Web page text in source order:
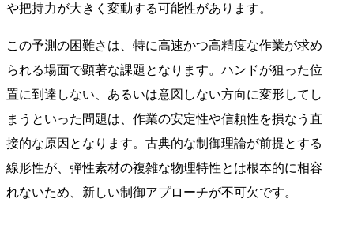
や把持力が大きく変動する可能性があります。
この予測の困難さは、特に高速かつ高精度な作業が求め
られる場面で顕著な課題となります。ハンドが狙った位
置に到達しない、あるいは意図しない方向に変形してし
まうといった問題は、作業の安定性や信頼性を損なう直
接的な原因となります。古典的な制御理論が前提とする
線形性が、弾性素材の複雑な物理特性とは根本的に相容
れないため、新しい制御アプローチが不可欠です。